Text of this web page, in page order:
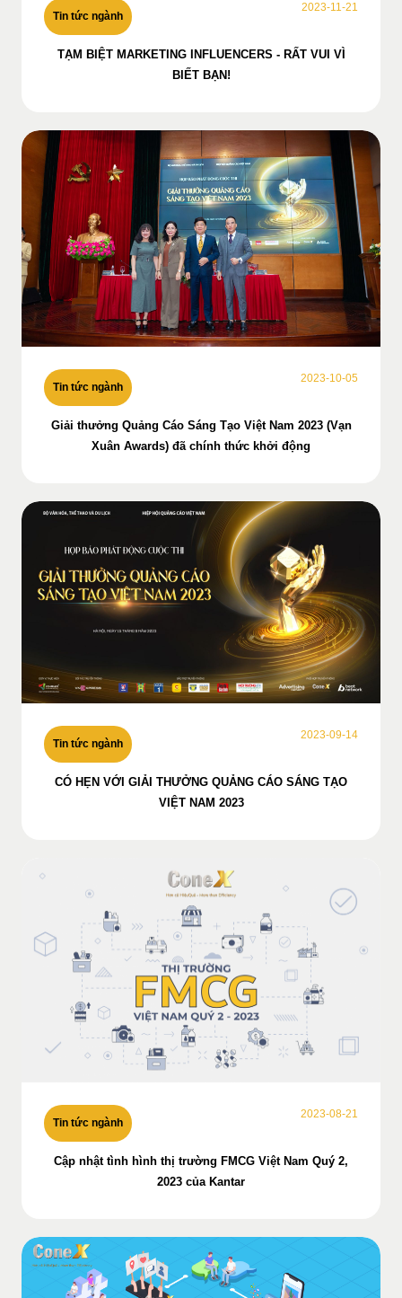
Tin tức ngành
2023-11-21
TẠM BIỆT MARKETING INFLUENCERS - RẤT VUI VÌ
BIẾT BẠN!
Tin tức ngành
2023-10-05
Giải thưởng Quảng Cáo Sáng Tạo Việt Nam 2023 (Vạn
Xuân Awards) đã chính thức khởi động
Tin tức ngành
2023-09-14
CÓ HẸN VỚI GIẢI THƯỞNG QUẢNG CÁO SÁNG TẠO
VIỆT NAM 2023
Tin tức ngành
2023-08-21
Cập nhật tình hình thị trường FMCG Việt Nam Quý 2,
2023 của Kantar